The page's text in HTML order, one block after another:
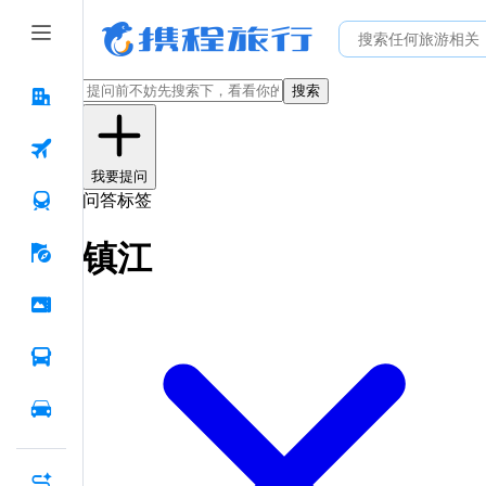
搜索
我要提问
问答标签
镇江